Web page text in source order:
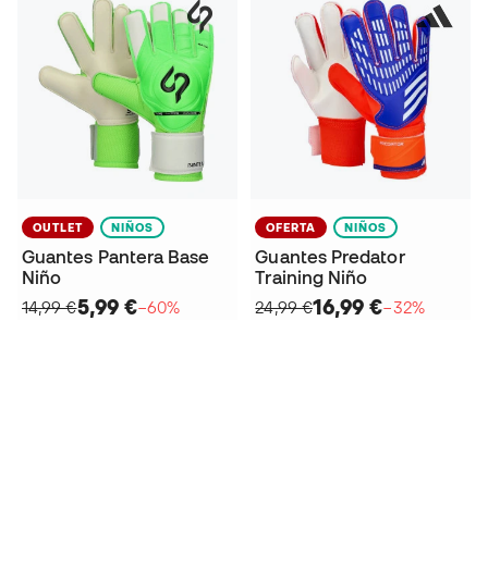
OUTLET NIÑOS
Guantes Pantera Base
Niño
14,99 €5,99 €−60%
OFERTA NIÑOS
Guantes Predator
Training Niño
24,99 €16,99 €−32%